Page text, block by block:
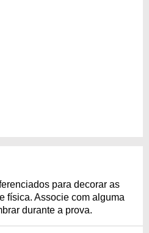
para decorar as
física. Associe com alguma
durante a prova.